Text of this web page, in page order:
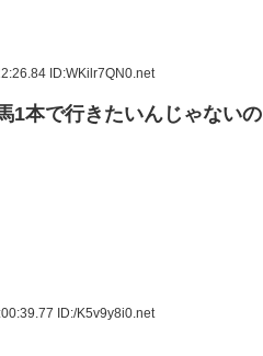
ID:WKilr7QN0.net
1本で行きたいんじゃないの
ID:/K5v9y8i0.net